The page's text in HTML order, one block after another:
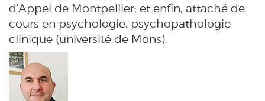
d'Appel de Montpellier; et enfin, attaché de
cours en psychologie, psychopathologie
clinique (université de Mons).